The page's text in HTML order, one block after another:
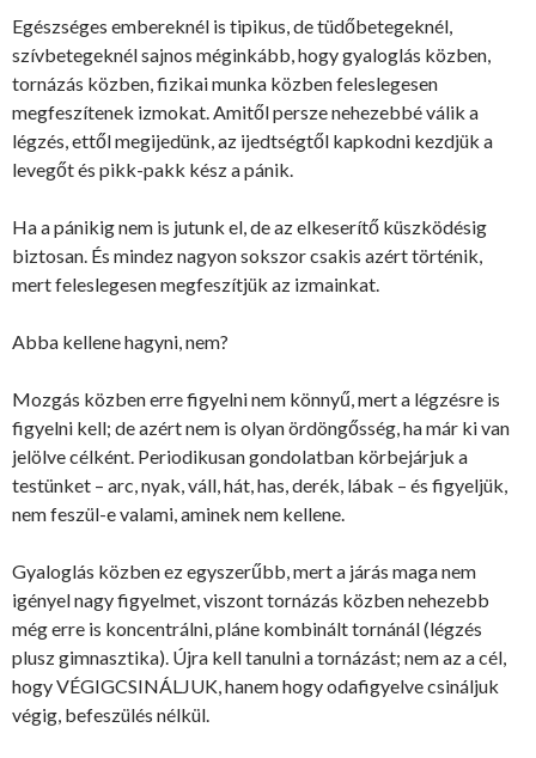
Egészséges embereknél is tipikus, de tüdőbetegeknél,
szívbetegeknél sajnos méginkább, hogy gyaloglás közben,
tornázás közben, fizikai munka közben feleslegesen
megfeszítenek izmokat. Amitől persze nehezebbé válik a
légzés, ettől megijedünk, az ijedtségtől kapkodni kezdjük a
levegőt és pikk-pakk kész a pánik.
Ha a pánikig nem is jutunk el, de az elkeserítő küszködésig
biztosan. És mindez nagyon sokszor csakis azért történik,
mert feleslegesen megfeszítjük az izmainkat.
Abba kellene hagyni, nem?
Mozgás közben erre figyelni nem könnyű, mert a légzésre is
figyelni kell; de azért nem is olyan ördöngősség, ha már ki van
jelölve célként. Periodikusan gondolatban körbejárjuk a
testünket – arc, nyak, váll, hát, has, derék, lábak – és figyeljük,
nem feszül-e valami, aminek nem kellene.
Gyaloglás közben ez egyszerűbb, mert a járás maga nem
igényel nagy figyelmet, viszont tornázás közben nehezebb
még erre is koncentrálni, pláne kombinált tornánál (légzés
plusz gimnasztika). Újra kell tanulni a tornázást; nem az a cél,
hogy VÉGIGCSINÁLJUK, hanem hogy odafigyelve csináljuk
végig, befeszülés nélkül.